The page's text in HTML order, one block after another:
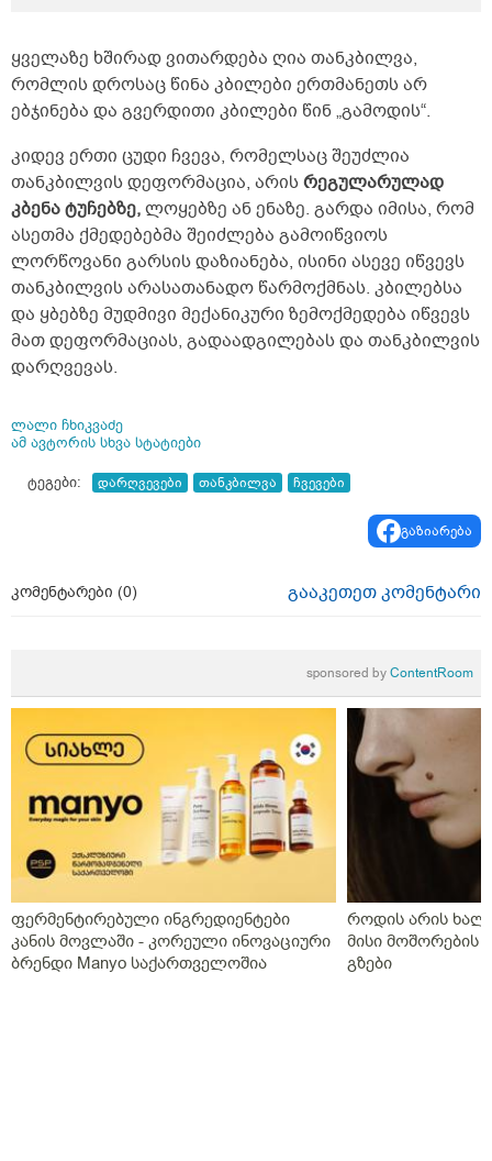
მივიდა გარკვეული პერიოდის შემდეგ, რათა
მუდმივ ცემენტზე დაესვა ეს
მეტალოკერამიკის გვირგვინები,
ორთოპედმა დროებითი ცემენტით
მოხსნა, მიუხედავად არაერთი მცდელობისა.
უთხრა, ცოტა ხანს ატარე, იქნებ თავისით
მოგვარდეს, ძალა რომ დავატანოთ, არ
გაგიტეხოო. უკვე ორი თვე გავიდა მას
შემდეგ, მაგრამ არ სძვრება დროებითი
ცემენტით დამაგრებული ეს ერთიანი
გვირგვინი. ზომაში კარგად აქვს, ღეჭვის
დროს კარგად ხმარობს, დისკომფორტს არ
განიცდის, ეგ არის, რომ დროებით ცემენტზე
აქვს დამაგრებული. დროებით ცემენტით
დამაგრებული მეტალოკერამიკის
გვირგვინების ტარება რამდენ ხანს
ან სითხე ხომ არ შევა და კბილებს ხომ რა
გააფუჭებს? რატომ მოხდა, რომ დროებითი
გვირგვინი და კიდევ თვეები ან წლები რომ
მეტალოკერამიკის გვირგვინები ატაროს?
ყველაზე ხშირად ვითარდება ღია თანკბილვა,
რომლის დროსაც წინა კბილები ერთმანეთს არ
ებჯინება და გვერდითი კბილები წინ „გამოდის“.
კიდევ ერთი ცუდი ჩვევა, რომელსაც შეუძლია
თანკბილვის დეფორმაცია, არისრეგულარულად
კბენა ტუჩებზე,ლოყებზე ან ენაზე. გარდა იმისა, რომ
ასეთმა ქმედებებმა შეიძლება გამოიწვიოს
ლორწოვანი გარსის დაზიანება, ისინი ასევე იწვევს
თანკბილვის არასათანადო წარმოქმნას. კბილებსა
და ყბებზე მუდმივი მექანიკური ზემოქმედება იწვევს
მათ დეფორმაციას, გადაადგილებას და თანკბილვის
დარღვევას.
ლალი ჩხიკვაძე
ამ ავტორის სხვა სტატიები
ტეგები: დარღვევები თანკბილვა ჩვევები
გაზიარება
კომენტარები (0) გააკეთეთ კომენტარი
sponsored byContentRoom
ფერმენტირებული ინგრედიენტები
კანის მოვლაში - კორეული ინოვაციური
ბრენდი Manyo საქართველოშია
როდის არის
მისი მოშორების
გზები